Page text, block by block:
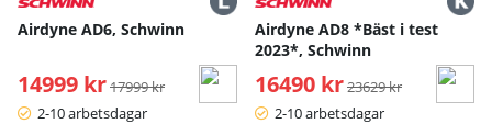
Airdyne AD6, Schwinn
14999 kr Ordinarie pris:
17999 kr
2-10 arbetsdagar
Airdyne AD8 *Bäst i test
2023*, Schwinn
16490 kr Ordinarie pris:
23629 kr
2-10 arbetsdagar